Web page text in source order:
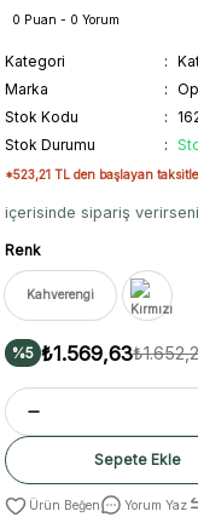
0 Puan - 0 Yorum
Kategori
Marka
Stok Kodu
Stok Durumu
*523,21 TL den başlayan
içerisinde sipariş
Renk
Kahverengi
%5 ₺1.569,63
Sepete Ekle
Yorum Yaz